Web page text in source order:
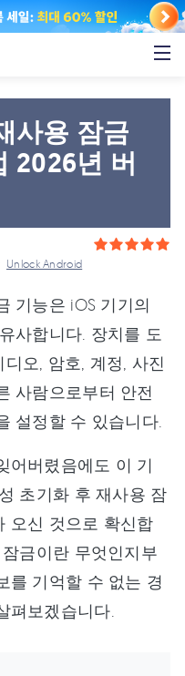
사용 잠금
2026년 버
Unlock Android
기능은 iOS 기기의
사합니다. 장치를 도
오, 암호, 계정, 사진
사람으로부터 안전
설정할 수 있습니다.
어버렸음에도 이 기
초기화 후 재사용 잠
오신 것으로 확신합
금이란 무엇인지부
를 기억할 수 없는 경
펴보겠습니다.